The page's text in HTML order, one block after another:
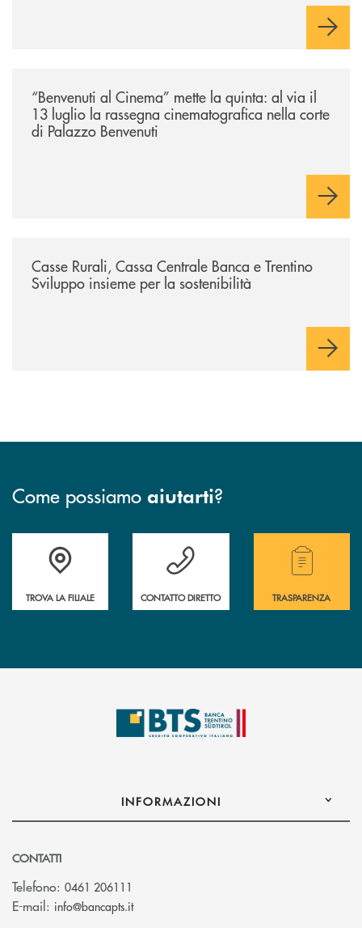
“Benvenuti al Cinema” mette la quinta: al via il
13 luglio la rassegna cinematografica nella corte
di Palazzo Benvenuti
Casse Rurali, Cassa Centrale Banca e Trentino
Sviluppo insieme per la sostenibilità
Come possiamo aiutarti?
Accedi all' elenco completo delle filiali.
TROVA LA FILIALE
Hai bisogno di assistenza immediata?
CONTATTO DIRETTO
Hai bisogno di
TRASPARENZA
INFORMAZIONI
CONTATTI
Telefono: 0461 206111
E-mail: info@bancapts.it(si apre l’app di posta elettronica)